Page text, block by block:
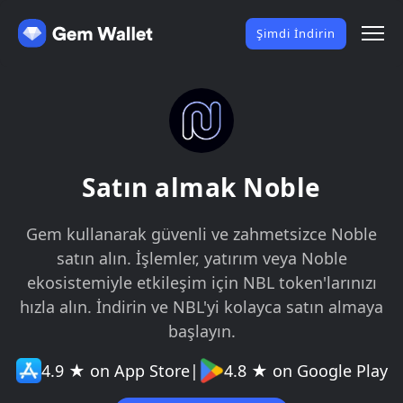
Şimdi İndirin
Satın almak Noble
Gem kullanarak güvenli ve zahmetsizce Noble
satın alın. İşlemler, yatırım veya Noble
ekosistemiyle etkileşim için NBL token'larınızı
hızla alın. İndirin ve NBL'yi kolayca satın almaya
başlayın.
4.9 ★ on App Store| 4.8 ★ on Google Play